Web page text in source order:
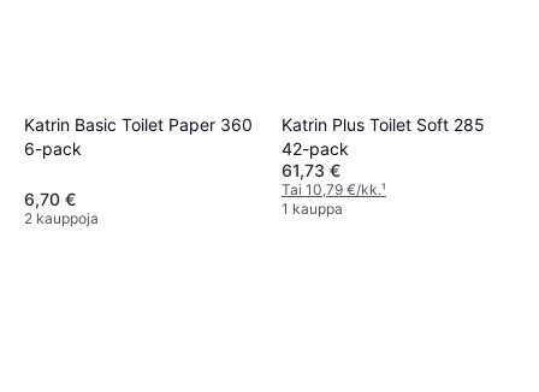
Katrin Basic Toilet Paper 360
6-pack
6,70 €
2 kauppoja
Katrin Plus Toilet Soft 285
42-pack
61,73 €
Tai 10,79 €/kk.¹
1 kauppa